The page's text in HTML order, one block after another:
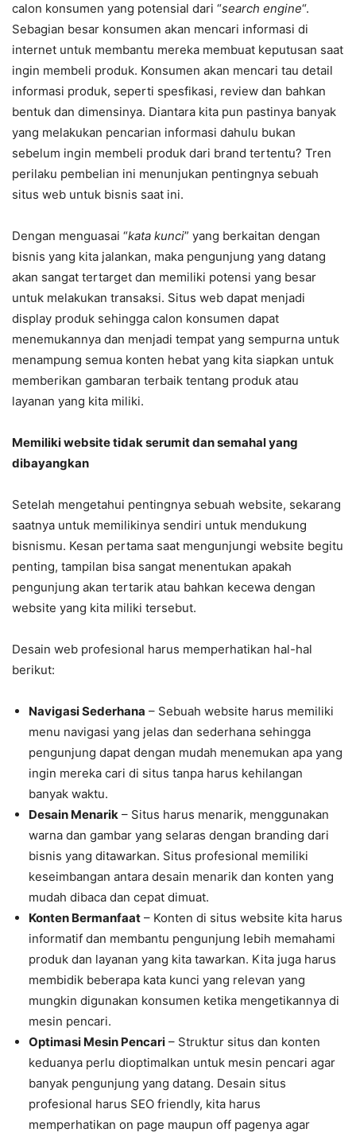
calon konsumen yang potensial dari “search engine“.
Sebagian besar konsumen akan mencari informasi di
internet untuk membantu mereka membuat keputusan saat
ingin membeli produk. Konsumen akan mencari tau detail
informasi produk, seperti spesfikasi, review dan bahkan
bentuk dan dimensinya. Diantara kita pun pastinya banyak
yang melakukan pencarian informasi dahulu bukan
sebelum ingin membeli produk dari brand tertentu? Tren
perilaku pembelian ini menunjukan pentingnya sebuah
situs web untuk bisnis saat ini.
Dengan menguasai “kata kunci” yang berkaitan dengan
bisnis yang kita jalankan, maka pengunjung yang datang
akan sangat tertarget dan memiliki potensi yang besar
untuk melakukan transaksi. Situs web dapat menjadi
display produk sehingga calon konsumen dapat
menemukannya dan menjadi tempat yang sempurna untuk
menampung semua konten hebat yang kita siapkan untuk
memberikan gambaran terbaik tentang produk atau
layanan yang kita miliki.
Memiliki website tidak serumit dan semahal yang
dibayangkan
Setelah mengetahui pentingnya sebuah website, sekarang
saatnya untuk memilikinya sendiri untuk mendukung
bisnismu. Kesan pertama saat mengunjungi website begitu
penting, tampilan bisa sangat menentukan apakah
pengunjung akan tertarik atau bahkan kecewa dengan
website yang kita miliki tersebut.
Desain web profesional harus memperhatikan hal-hal
berikut:
Navigasi Sederhana – Sebuah website harus memiliki
menu navigasi yang jelas dan sederhana sehingga
pengunjung dapat dengan mudah menemukan apa yang
ingin mereka cari di situs tanpa harus kehilangan
banyak waktu.
Desain Menarik – Situs harus menarik, menggunakan
warna dan gambar yang selaras dengan branding dari
bisnis yang ditawarkan. Situs profesional memiliki
keseimbangan antara desain menarik dan konten yang
mudah dibaca dan cepat dimuat.
Konten Bermanfaat – Konten di situs website kita harus
informatif dan membantu pengunjung lebih memahami
produk dan layanan yang kita tawarkan. Kita juga harus
membidik beberapa kata kunci yang relevan yang
mungkin digunakan konsumen ketika mengetikannya di
mesin pencari.
Optimasi Mesin Pencari – Struktur situs dan konten
keduanya perlu dioptimalkan untuk mesin pencari agar
banyak pengunjung yang datang. Desain situs
profesional harus SEO friendly, kita harus
memperhatikan on page maupun off pagenya agar